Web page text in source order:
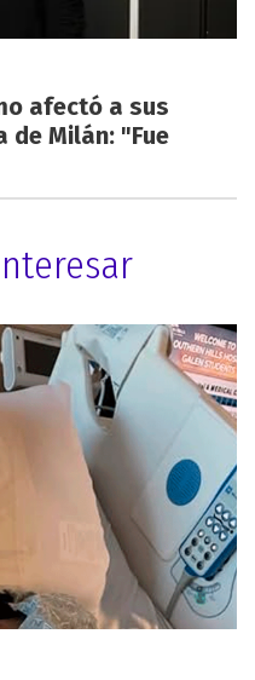
afectó a sus
de Milán: "Fue